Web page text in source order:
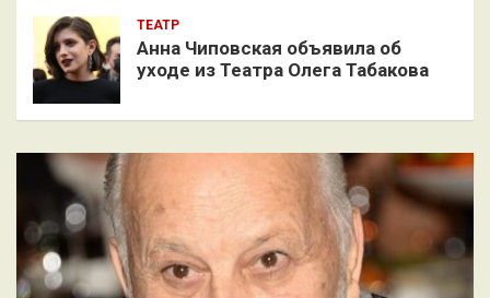
ТЕАТР
Анна Чиповская объявила об
уходе из Театра Олега Табакова